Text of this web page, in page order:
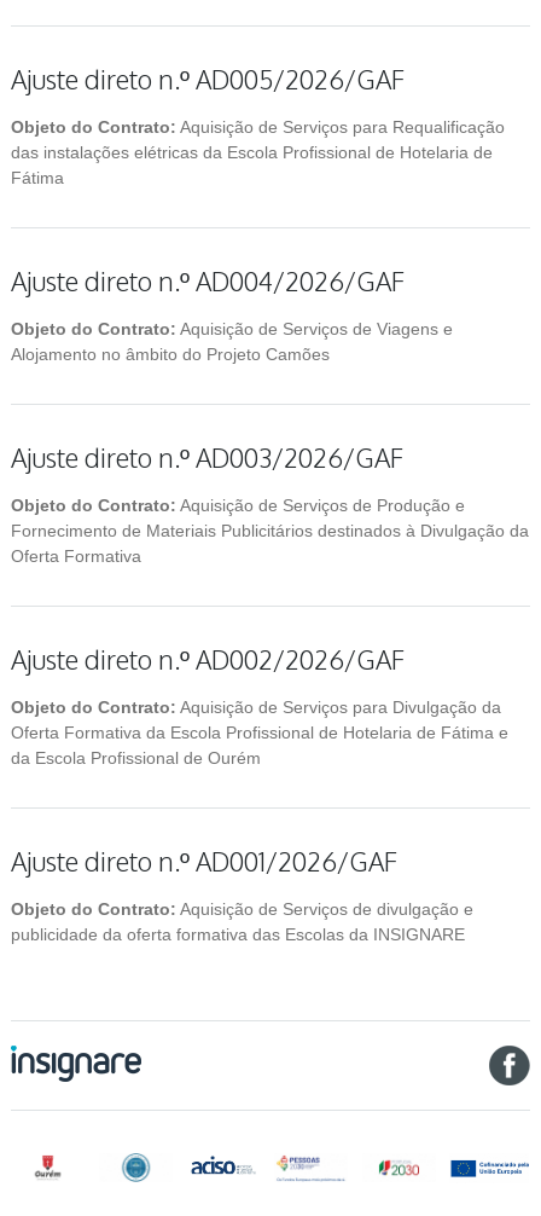
Ajuste direto n.º AD005/2026/GAF
Objeto do Contrato: Aquisição de Serviços para Requalificação
das instalações elétricas da Escola Profissional de Hotelaria de
Fátima
Ajuste direto n.º AD004/2026/GAF
Objeto do Contrato: Aquisição de Serviços de Viagens e
Alojamento no âmbito do Projeto Camões
Ajuste direto n.º AD003/2026/GAF
Objeto do Contrato: Aquisição de Serviços de Produção e
Fornecimento de Materiais Publicitários destinados à Divulgação da
Oferta Formativa
Ajuste direto n.º AD002/2026/GAF
Objeto do Contrato: Aquisição de Serviços para Divulgação da
Oferta Formativa da Escola Profissional de Hotelaria de Fátima e
da Escola Profissional de Ourém
Ajuste direto n.º AD001/2026/GAF
Objeto do Contrato: Aquisição de Serviços de divulgação e
publicidade da oferta formativa das Escolas da INSIGNARE